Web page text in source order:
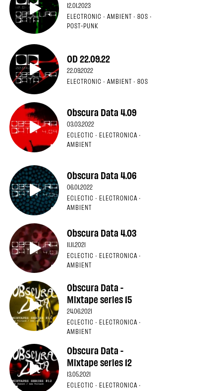
12.01.2023
ELECTRONIC · AMBIENT · 80S ·
POST-PUNK
OD 22.09.22
22.09.2022
ELECTRONIC · AMBIENT · 80S
Obscura Data 4.09
03.03.2022
ECLECTIC · ELECTRONICA ·
AMBIENT
Obscura Data 4.06
06.01.2022
ECLECTIC · ELECTRONICA ·
AMBIENT
Obscura Data 4.03
11.11.2021
ECLECTIC · ELECTRONICA ·
AMBIENT
Obscura Data -
Mixtape series 15
24.06.2021
ECLECTIC · ELECTRONICA ·
AMBIENT
Obscura Data -
Mixtape series 12
13.05.2021
ECLECTIC · ELECTRONICA ·